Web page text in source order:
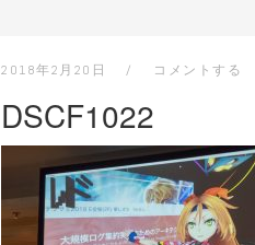
2018年2月20日 コメントする
DSCF1022